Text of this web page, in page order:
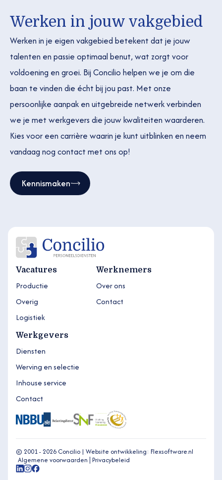
Werken in jouw vakgebied
Werken in je eigen vakgebied betekent dat je jouw
talenten en passie optimaal benut, wat zorgt voor
voldoening en groei. Bij Concilio helpen we je om die
baan te vinden die écht bij jou past. Met onze
persoonlijke aanpak en uitgebreide netwerk verbinden
we je met werkgevers die jouw kwaliteiten waarderen.
Kies voor een carrière waarin je kunt uitblinken en neem
vandaag nog contact met ons op!
Kennismaken
Vacatures
Productie
Overig
Logistiek
Werknemers
Over ons
Contact
Werkgevers
Diensten
Werving en selectie
Inhouse service
Contact
© 2001 - 2026 Concilio | Website ontwikkeling: Flexsoftware.nl
Algemene voorwaarden Privacybeleid